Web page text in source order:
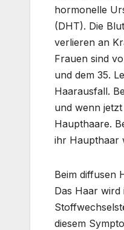
hormonelle
(DHT). Die
verlieren an
Frauen sind
und dem 35.
Haarausfall.
und wenn
Haupthaare.
ihr Haupthaar
Beim diffusen
Das Haar
diesem